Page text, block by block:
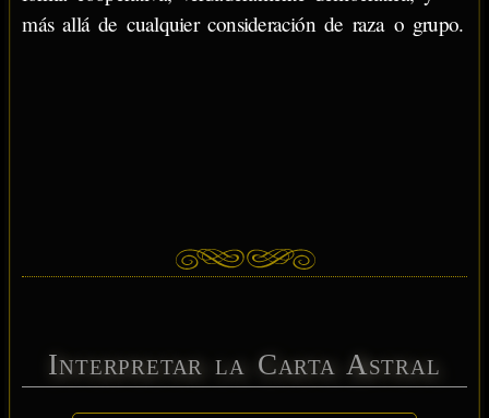
más allá de cualquier consideración de raza o grupo.
Interpretar la Carta Astral